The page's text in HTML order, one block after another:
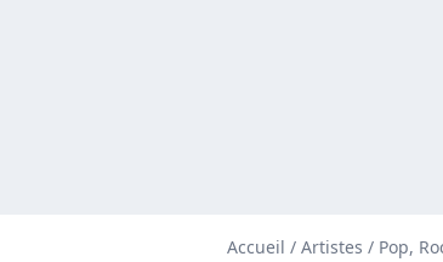
Accueil / Artistes / Pop,